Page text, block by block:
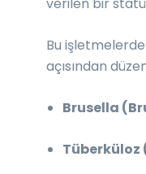
Bu
açısından
Brusella
Tüberküloz